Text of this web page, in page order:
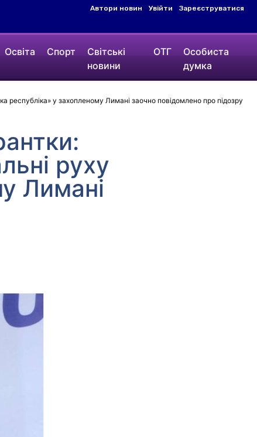
Автори новин Увійти Зареєструватися
Освіта Спорт
Світські
новини
ОТГ
Особиста
думка
республіка» у захопленому Лимані заочно повідомлено про підозру
руху
Лимані